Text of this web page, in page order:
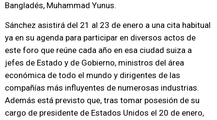
Bangladés, Muhammad Yunus.
Sánchez asistirá del 21 al 23 de enero a una cita habitual
ya en su agenda para participar en diversos actos de
este foro que reúne cada año en esa ciudad suiza a
jefes de Estado y de Gobierno, ministros del área
económica de todo el mundo y dirigentes de las
compañías más influyentes de numerosas industrias.
Además está previsto que, tras tomar posesión de su
cargo de presidente de Estados Unidos el 20 de enero,